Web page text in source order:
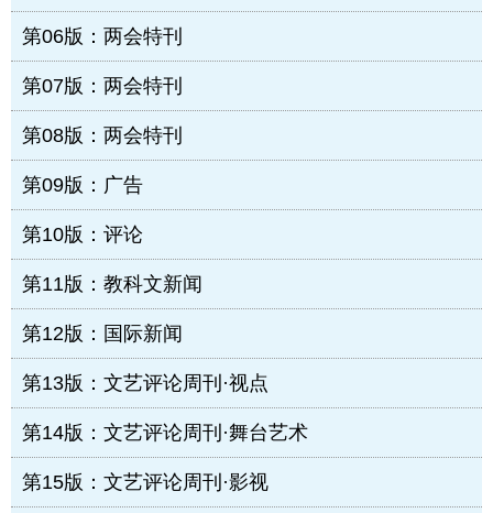
第06版：两会特刊
第07版：两会特刊
第08版：两会特刊
第09版：广告
第10版：评论
第11版：教科文新闻
第12版：国际新闻
第13版：文艺评论周刊·视点
第14版：文艺评论周刊·舞台艺术
第15版：文艺评论周刊·影视